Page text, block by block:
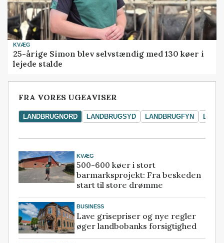
KVÆG
25-årige Simon blev selvstændig med 130 køer i
lejede stalde
FRA VORES UGEAVISER
LANDBRUGNORD LANDBRUGSYD LANDBRUGFYN
KVÆG
500-600 køer i stort
barmarksprojekt: Fra beskeden
start til store drømme
BUSINESS
Lave grisepriser og nye regler
øger landbobanks forsigtighed